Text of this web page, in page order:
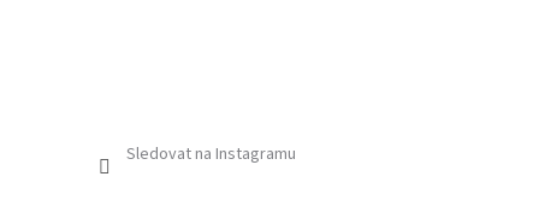
Sledovat na Instagramu